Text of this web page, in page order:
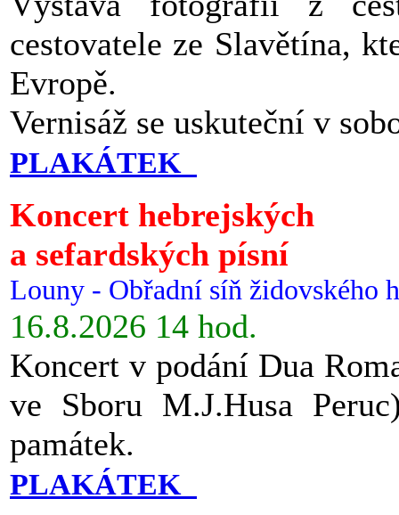
cestovatele ze Slavětína,
Evropě.
Vernisáž se uskuteční v
PLAKÁTEK
Koncert hebrejských
a sefardských písní
Louny - Obřadní síň židovského
16.8.2026 14 hod.
Koncert v podání Dua
ve Sboru M.J.Husa
památek.
PLAKÁTEK